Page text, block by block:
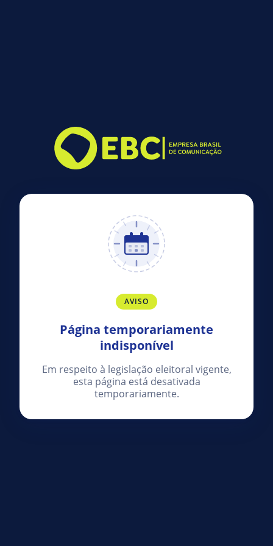
AVISO
Página temporariamente
indisponível
Em respeito à legislação eleitoral vigente,
esta página está desativada
temporariamente.